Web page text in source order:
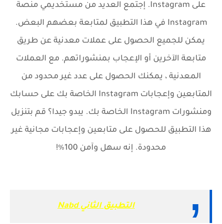
على Instagram. إجتمع العديد من مستخديمي منصة
Instagram في هذا التطبيق لمتابعة بعضهم البعض.
يمكن للجميع الحصول على عملات معدنية عن طريق
متابعة الآخرين أو الإعجاب بمنشوراتهم. مع العملات
المعدنية ، يمكنك الحصول على عدد غير محدود من
المتابعين وإعجابات Instagram الخاصة بك على حسابك
ومنشورات Instagram الخاصة بك. يبدو جيدا؟ قم بتنزيل
هذا التطبيق للحصول على متابعين وإعجابات مجانية غير
محدودة. إنه سهل وآمن 100٪!
التطبيق الثاني Nabd